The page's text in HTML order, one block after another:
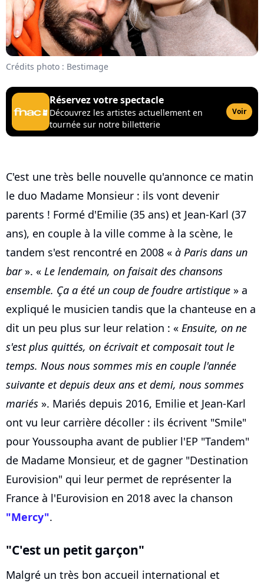
Crédits photo : Bestimage
Réservez votre spectacle
Découvrez les artistes actuellement en
tournée sur notre billetterie
Voir
C'est une très belle nouvelle qu'annonce ce matin
le duo Madame Monsieur : ils vont devenir
parents ! Formé d'Emilie (35 ans) et Jean-Karl (37
ans), en couple à la ville comme à la scène, le
tandem s'est rencontré en 2008 « à Paris dans un
bar». « Le lendemain, on faisait des chansons
ensemble. Ça a été un coup de foudre artistique » a
expliqué le musicien tandis que la chanteuse en a
dit un peu plus sur leur relation : « Ensuite, on ne
s'est plus quittés, on écrivait et composait tout le
temps. Nous nous sommes mis en couple l'année
suivante et depuis deux ans et demi, nous sommes
mariés ». Mariés depuis 2016, Emilie et Jean-Karl
ont vu leur carrière décoller : ils écrivent "Smile"
pour Youssoupha avant de publier l'EP "Tandem"
de Madame Monsieur, et de gagner "Destination
Eurovision" qui leur permet de représenter la
France à l'Eurovision en 2018 avec la chanson
"Mercy".
"C'est un petit garçon"
Malgré un très bon accueil international et